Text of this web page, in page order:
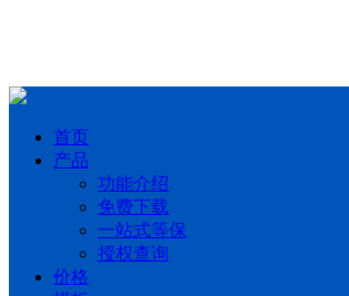
首页
产品
功能介绍
免费下载
一站式等保
授权查询
价格